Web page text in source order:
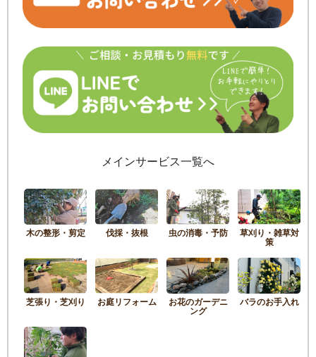
メインサービス一覧へ
木の整形・剪定 伐採・抜根 虫の消毒・予防 草刈り・雑草対
策
芝張り・芝刈り お庭リフォーム お花のガーデニ
ング
バラのお手入れ